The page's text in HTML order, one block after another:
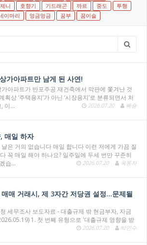
니 호향기 기드래곤 까르 중도
투행
이마리 엉금엉금 꿈부 꿈이슬
가아파트만 남게 된 사연!
아파트가 반포주공 재건축에서 막판에 쫓겨난 것
상 ‘주택용지’가 아닌 ‘시장용지’로 분류되면서 처
, 이…
2026.07.20 빠숑
매일 하자
은 거의 없습니다 매일 합니다 이런 저에게 가끔 질
꼭 매일 해야 하나요? 일주일에 두세 번만 꾸준히
습…
2026.07.20 옥동자
매매 거래시, 제 3자간 저당권 설정...문제될
세무조사 보도자료 - 대출규제 밖 현금부자, 자금
1. 첫 번째 유형으로 '대출규제 영향을 받
2026.07.20 박민수